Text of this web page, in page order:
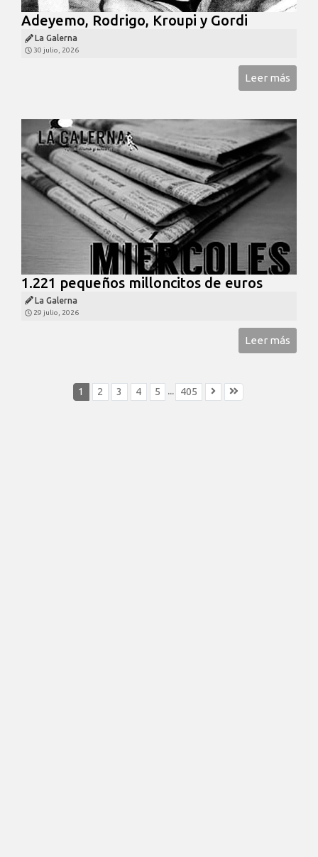
Adeyemo, Rodrigo, Kroupi y Gordi
La Galerna
30 julio, 2026
Leer más
1.221 pequeños milloncitos de euros
La Galerna
29 julio, 2026
Leer más
1 2 3 4 5 405